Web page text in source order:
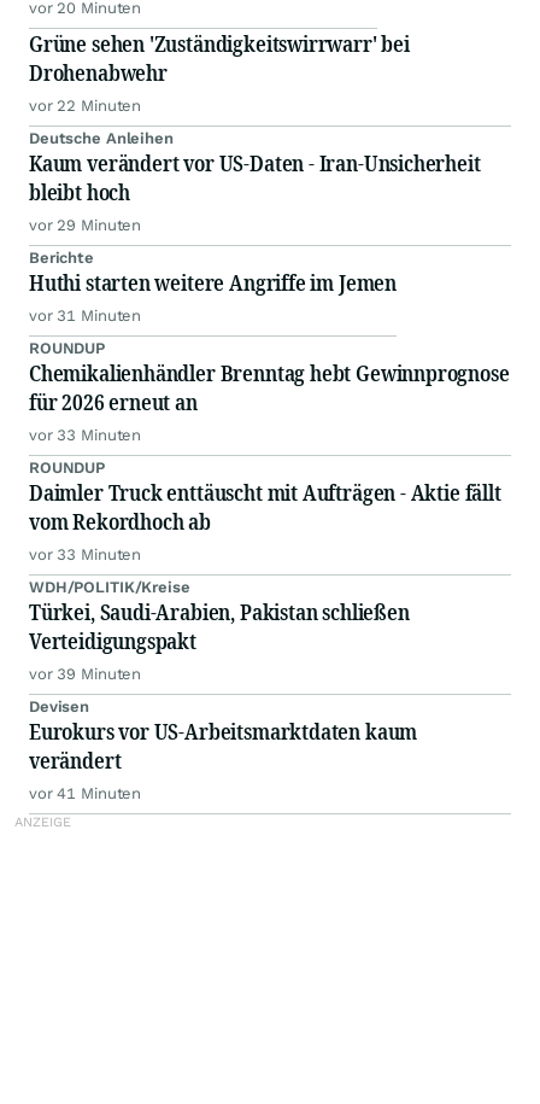
vor 20 Minuten
Grüne sehen 'Zuständigkeitswirrwarr' bei
Drohenabwehr
vor 22 Minuten
Deutsche Anleihen
Kaum verändert vor US-Daten - Iran-Unsicherheit
bleibt hoch
vor 29 Minuten
Berichte
Huthi starten weitere Angriffe im Jemen
vor 31 Minuten
ROUNDUP
Chemikalienhändler Brenntag hebt Gewinnprognose
für 2026 erneut an
vor 33 Minuten
ROUNDUP
Daimler Truck enttäuscht mit Aufträgen - Aktie fällt
vom Rekordhoch ab
vor 33 Minuten
WDH/POLITIK/Kreise
Türkei, Saudi-Arabien, Pakistan schließen
Verteidigungspakt
vor 39 Minuten
Devisen
Eurokurs vor US-Arbeitsmarktdaten kaum
verändert
vor 41 Minuten